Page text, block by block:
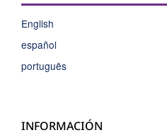
English
español
português
INFORMACIÓN